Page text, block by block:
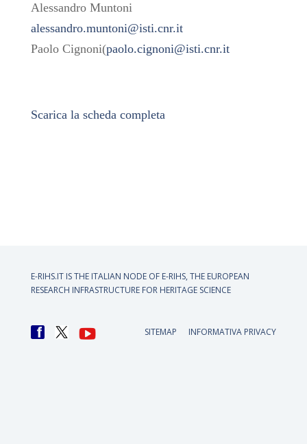
Alessandro Muntoni
alessandro.muntoni@isti.cnr.it
Paolo Cignoni(paolo.cignoni@isti.cnr.it
Scarica la scheda completa
E-RIHS.IT IS THE ITALIAN NODE OF E-RIHS, THE EUROPEAN
RESEARCH INFRASTRUCTURE FOR HERITAGE SCIENCE
SITEMAP INFORMATIVA PRIVACY